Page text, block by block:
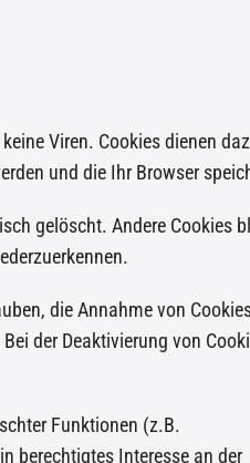
Viren. Cookies dienen
und die Ihr Browser
gelöscht. Andere Cookies
die Annahme von
der Deaktivierung von
Funktionen (z.B.
berechtigtes Interesse an der